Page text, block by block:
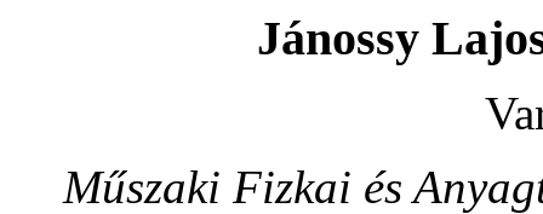
Jánossy
Műszaki Fizkai és